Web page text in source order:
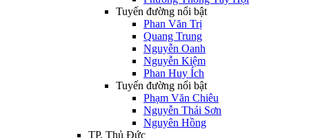
Tuyến đường nổi bật
Phan Văn Trị
Quang Trung
Nguyễn Oanh
Nguyễn Kiệm
Phan Huy Ích
Tuyến đường nổi bật
Phạm Văn Chiêu
Nguyễn Thái Sơn
Nguyên Hồng
TP. Thủ Đức